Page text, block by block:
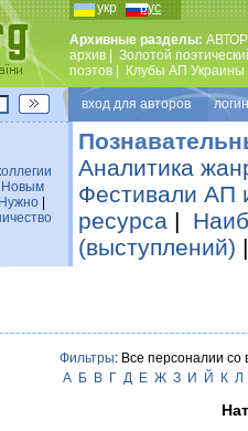
укр рус
Архивные разделы:
архив
Золотой
поэтов
Клубы АП Украины
вход для авторов
Новым
Нужно|
Аналитика
Фестивали АП
ресурса |
(выступлений)
Фильтры: Все персоналии со
А
Б В Г Д Е Ж З И Й К Л